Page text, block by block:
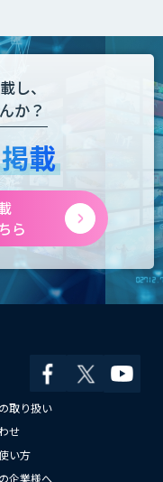
し、
か？
載
ら
取り扱い
せ
い方
企業様へ